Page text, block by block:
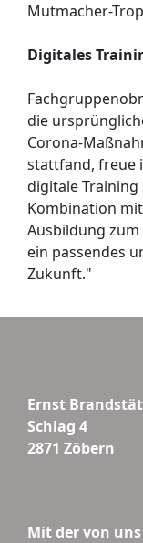
Mutmacher-
Digitales
die
Corona-
stattfand, freue
digitale Training
Kombination
Ausbildung
ein passendes
Zukunft."
Ernst
Schlag 4
2871 Zöbern
Mit der von